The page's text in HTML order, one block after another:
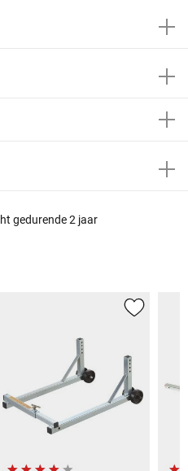
gedurende 2 jaar